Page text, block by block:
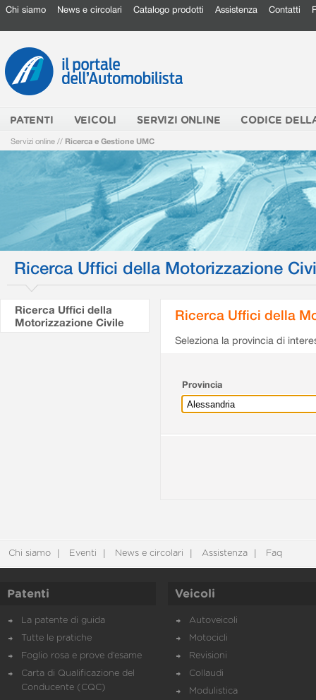
Chi siamo News e circolari Catalogo prodotti Assistenza Contatti
PATENTI VEICOLI SERVIZI ONLINE CODICE
Servizi online // Ricerca e Gestione UMC
Ricerca Uffici della Motorizzazione
Ricerca Uffici della
Motorizzazione Civile
Ricerca Uffici della
Seleziona la provincia di
Provincia
Chi siamo Eventi News e circolari Assistenza Faq
Patenti
La patente di guida
Tutte le pratiche
Foglio rosa e prove d’esame
Carta di Qualificazione del
Conducente (CQC)
Veicoli
Autoveicoli
Motocicli
Revisioni
Collaudi
Modulistica